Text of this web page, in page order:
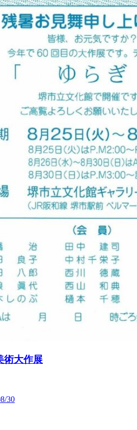
術大作展
30